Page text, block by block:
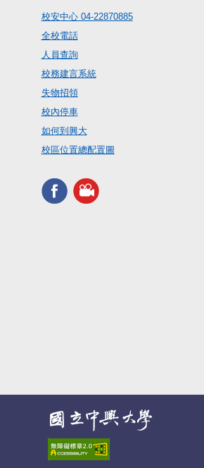
校安中心 04-22870885
全校電話
人員查詢
校務建言系統
失物招領
校內停車
如何到興大
校區位置總配置圖